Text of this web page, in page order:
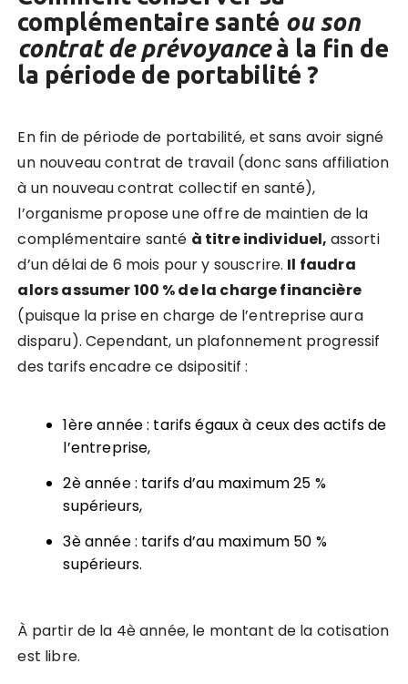
complémentaire santé ou son
contrat de prévoyanceà la fin de
la période de portabilité ?
En fin de période de portabilité, et sans avoir signé
un nouveau contrat de travail (donc sans affiliation
à un nouveau contrat collectif en santé),
l’organisme propose une offre de maintien de la
complémentaire santé à titre individuel, assorti
d’un délai de 6 mois pour y souscrire. Il faudra
alors assumer 100 % de la charge financière
(puisque la prise en charge de l’entreprise aura
disparu). Cependant, un plafonnement progressif
des tarifs encadre ce dsipositif :
1ère année : tarifs égaux à ceux des actifs de
l’entreprise,
2è année : tarifs d’au maximum 25 %
supérieurs,
3è année : tarifs d’au maximum 50 %
supérieurs.
À partir de la 4è année, le montant de la cotisation
est libre.